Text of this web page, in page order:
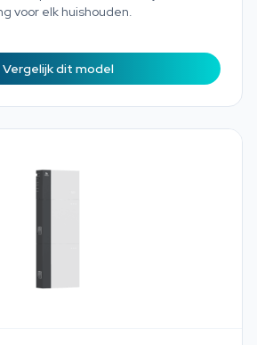
voor elk huishouden.
Vergelijk dit model